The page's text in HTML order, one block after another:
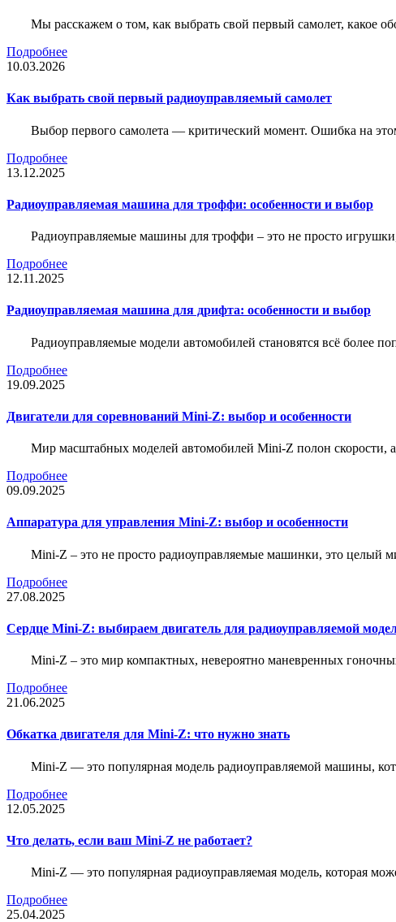
Мы расскажем о том, как выбрать свой первый самолет, какое
Подробнее
10.03.2026
Как выбрать свой первый радиоуправляемый самолет
Выбор первого самолета — критический момент. Ошибка на
Подробнее
13.12.2025
Радиоуправляемая машина для троффи: особенности и выбор
Радиоуправляемые машины для троффи – это не просто
Подробнее
12.11.2025
Радиоуправляемая машина для дрифта: особенности и выбор
Радиоуправляемые модели автомобилей становятся всё более
Подробнее
19.09.2025
Двигатели для соревнований Mini-Z: выбор и особенности
Мир масштабных моделей автомобилей Mini-Z полон скорости,
Подробнее
09.09.2025
Аппаратура для управления Mini-Z: выбор и особенности
Mini-Z – это не просто радиоуправляемые машинки, это целый
Подробнее
27.08.2025
Сердце Mini-Z: выбираем двигатель для радиоуправляемой
Mini-Z – это мир компактных, невероятно маневренных
Подробнее
21.06.2025
Обкатка двигателя для Mini-Z: что нужно знать
Mini-Z — это популярная модель радиоуправляемой машины,
Подробнее
12.05.2025
Что делать, если ваш Mini-Z не работает?
Mini-Z — это популярная радиоуправляемая модель, которая
Подробнее
25.04.2025